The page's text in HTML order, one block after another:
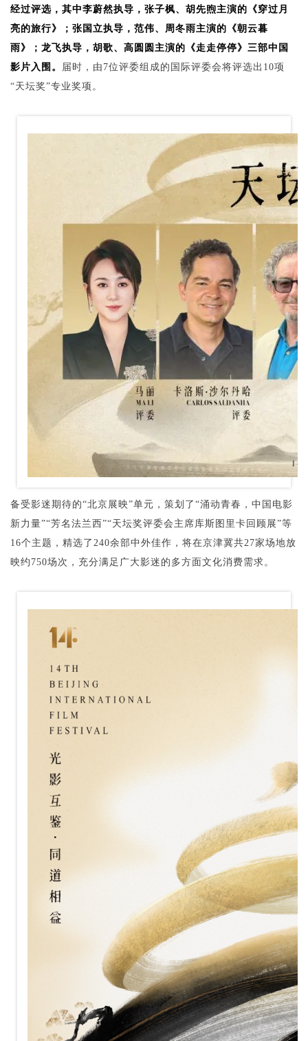
经过评选， 其中李蔚然执导，张子枫、胡先煦主演的《穿过月
亮的旅行》；张国立执导，范伟、周冬雨主演的《朝云暮
雨》；龙飞执导，胡歌、高圆圆主演的《走走停停》三部中 国
影片入围。 届时，由7位评委组成的国际评委会将评选出10项
“天坛奖”专业奖项。
备受影迷期待的“北京展映”单元，策划了“涌动青春，中国电影
新力量”“芳名法兰西”“天坛奖评委会主席库斯图里卡回顾展”等
16个主题，精选了240余部中外佳作，将在京津冀共27家场地放
映约750场次，充分满足广大影迷的多方面文化消费需求。